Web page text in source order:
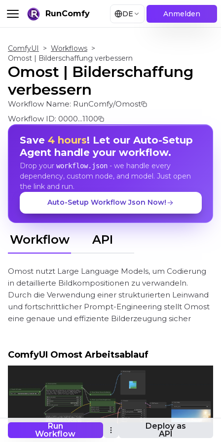
RunComfy DE Anmelden
Run
Workflow
Deploy as
API
ComfyUI > Workflows >
Omost | Bilderschaffung verbessern
Omost | Bilderschaffung
verbessern
Workflow Name: RunComfy/Omost
Workflow ID: 0000...1100
Save 4 hours! Let our Auto-Setup
Agent handle your workflow.
Drop your workflow.json- we handle every
dependency, custom node, and model. Just open
the link and run.
Auto-Setup Workflow Json Now!
Workflow API
Omost nutzt Large Language Models, um Codierung
in detaillierte Bildkompositionen zu verwandeln.
Durch die Verwendung einer strukturierten Leinwand
und fortschrittlicher Prompt-Engineering stellt Omost
eine genaue und effiziente Bilderzeugung sicher
ComfyUI Omost Arbeitsablauf